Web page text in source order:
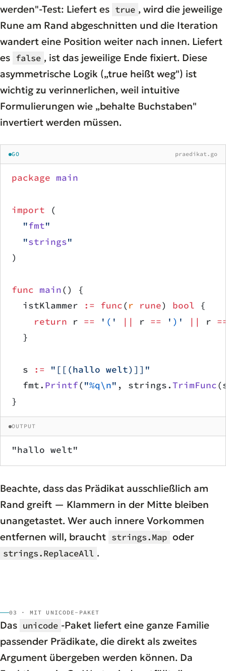
werden"-Test: Liefert es true , wird die jeweilige
Rune am Rand abgeschnitten und die Iteration
wandert eine Position weiter nach innen. Liefert
es false , ist das jeweilige Ende fixiert. Diese
asymmetrische Logik („true heißt weg") ist
wichtig zu verinnerlichen, weil intuitive
Formulierungen wie „behalte Buchstaben"
invertiert werden müssen.
GO praedikat.go
package main
import (
	"
fmt"
	"
strings"
)
func main() {
	istKlammer
:= func( r rune) bool {
		return
r == ' ( ' || r == ' ) ' || r
	}
	s
:= "[[(hallo welt)]]"
	fmt.
Printf( "%q\n" , strings.TrimFunc
}
OUTPUT
"hallo welt"
Beachte, dass das Prädikat ausschließlich am
Rand greift — Klammern in der Mitte bleiben
unangetastet. Wer auch innere Vorkommen
entfernen will, braucht strings.Map oder
strings.ReplaceAll .
03 · MIT UNICODE-PAKET
Das unicode -Paket liefert eine ganze Familie
passender Prädikate, die direkt als zweites
Argument übergeben werden können. Da